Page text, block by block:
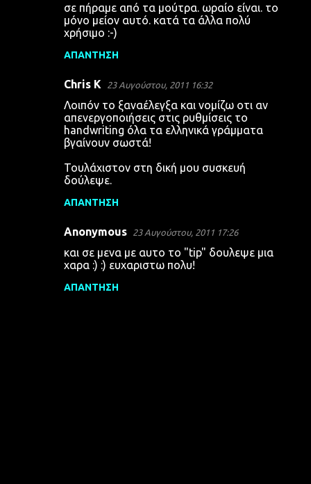
σε πήραμε από τα μούτρα. ωραίο είναι. το
μόνο μείον αυτό. κατά τα άλλα πολύ
χρήσιμο :-)
ΑΠΆΝΤΗΣΗ
Chris K 23 Αυγούστου, 2011 16:32
Λοιπόν το ξαναέλεγξα και νομίζω οτι αν
απενεργοποιήσεις στις ρυθμίσεις το
handwriting όλα τα ελληνικά γράμματα
βγαίνουν σωστά!
Τουλάχιστον στη δική μου συσκευή
δούλεψε.
ΑΠΆΝΤΗΣΗ
Anonymous 23 Αυγούστου, 2011 17:26
και σε μενα με αυτο το "tip" δουλεψε μια
χαρα :) :) ευχαριστω πολυ!
ΑΠΆΝΤΗΣΗ